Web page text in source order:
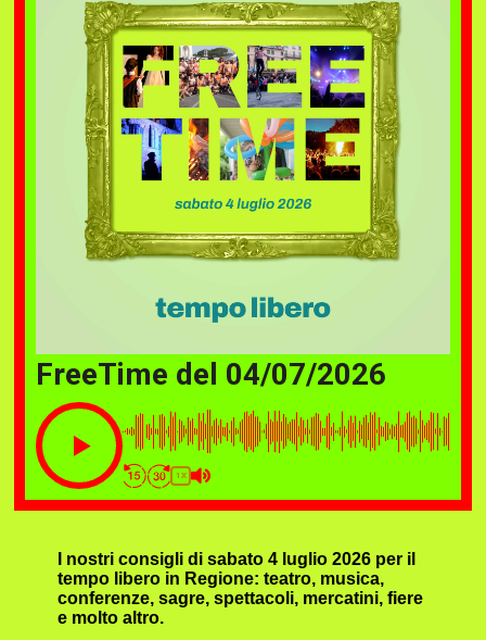
FreeTime del 04/07/2026
1X
I nostri consigli di sabato 4 luglio 2026 per il
tempo libero in Regione: teatro, musica,
conferenze, sagre, spettacoli, mercatini, fiere
e molto altro.